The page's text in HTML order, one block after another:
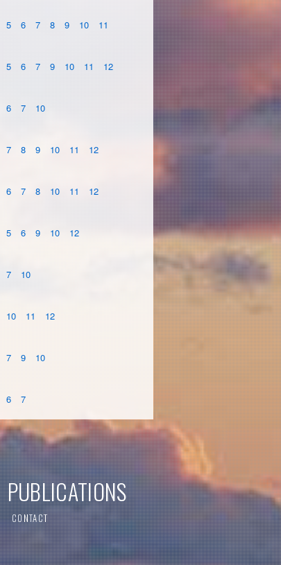
5 6 7 8 9 10 11
5 6 7 9 10 11 12
6 7 10
7 8 9 10 11 12
6 7 8 10 11 12
5 6 9 10 12
7 10
10 11 12
7 9 10
6 7
PUBLICATIONS
CONTACT